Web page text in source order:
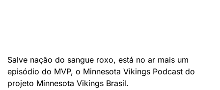
Salve nação do sangue roxo, está no ar mais um
episódio do MVP, o Minnesota Vikings Podcast do
projeto Minnesota Vikings Brasil.